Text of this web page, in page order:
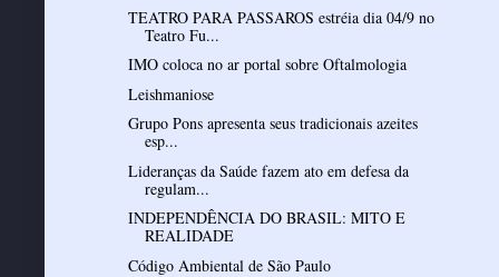
TEATRO PARA PASSAROS estréia dia 04/9 no
Teatro Fu...
IMO coloca no ar portal sobre Oftalmologia
Leishmaniose
Grupo Pons apresenta seus tradicionais azeites
esp...
Lideranças da Saúde fazem ato em defesa da
regulam...
INDEPENDÊNCIA DO BRASIL: MITO E
REALIDADE
Código Ambiental de São Paulo